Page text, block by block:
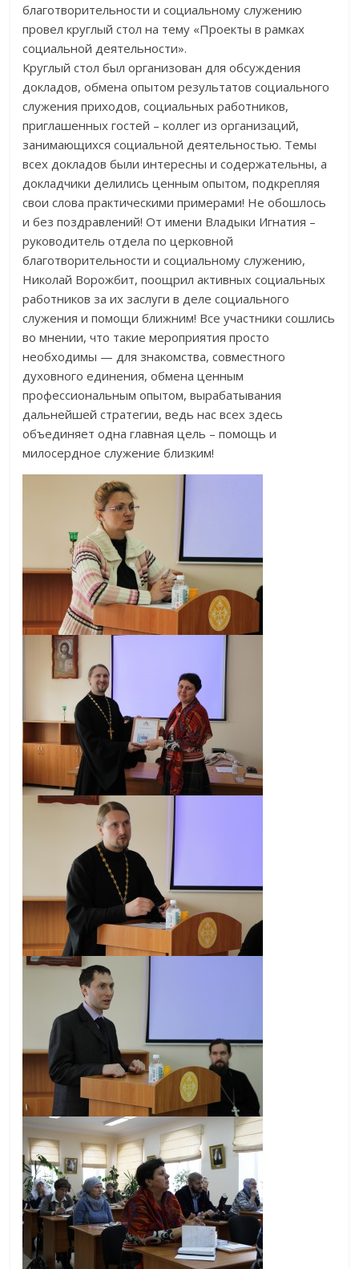
благотворительности и социальному служению
провел круглый стол на тему «Проекты в рамках
социальной деятельности».
Круглый стол был организован для обсуждения
докладов, обмена опытом результатов социального
служения приходов, социальных работников,
приглашенных гостей – коллег из организаций,
занимающихся социальной деятельностью. Темы
всех докладов были интересны и содержательны, а
докладчики делились ценным опытом, подкрепляя
свои слова практическими примерами! Не обошлось
и без поздравлений! От имени Владыки Игнатия –
руководитель отдела по церковной
благотворительности и социальному служению,
Николай Ворожбит, поощрил активных социальных
работников за их заслуги в деле социального
служения и помощи ближним! Все участники сошлись
во мнении, что такие мероприятия просто
необходимы — для знакомства, совместного
духовного единения, обмена ценным
профессиональным опытом, вырабатывания
дальнейшей стратегии, ведь нас всех здесь
объединяет одна главная цель – помощь и
милосердное служение близким!